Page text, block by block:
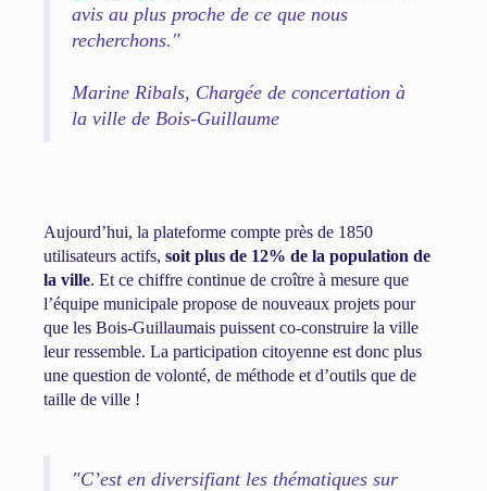
avis au plus proche de ce que nous
recherchons."
Marine Ribals, Chargée de concertation à
la ville de Bois-Guillaume
Aujourd’hui, la plateforme compte près de 1850
utilisateurs actifs, soit plus de 12% de la population de
la ville. Et ce chiffre continue de croître à mesure que
l’équipe municipale propose de nouveaux projets pour
que les Bois-Guillaumais puissent co-construire la ville
leur ressemble. La participation citoyenne est donc plus
une question de volonté, de méthode et d’outils que de
taille de ville !
"C’est en diversifiant les thématiques sur